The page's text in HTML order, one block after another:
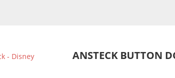
ANSTECK BUTTON